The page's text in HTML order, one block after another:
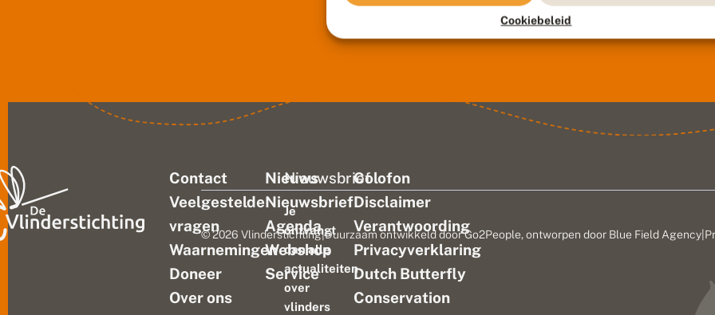
Cookiebeleid
Contact
Veelgestelde
vragen
Waarnemingen
Doneer
Over ons
Nieuws
Nieuwsbrief
Agenda
Webshop
Service
Colofon
Disclaimer
Verantwoording
Privacyverklaring
Dutch Butterfly
Conservation
Nieuwsbrief
Je
ontvangt
dan alle
actualiteiten
over
vlinders
© 2026 Vlinderstichting|Duurzaam ontwikkeld doorGo2People, ontworpen door Blue Field Agency